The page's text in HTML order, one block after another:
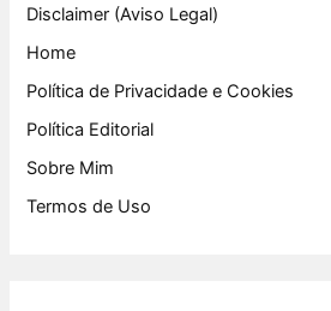
Disclaimer (Aviso Legal)
Home
Política de Privacidade e Cookies
Política Editorial
Sobre Mim
Termos de Uso